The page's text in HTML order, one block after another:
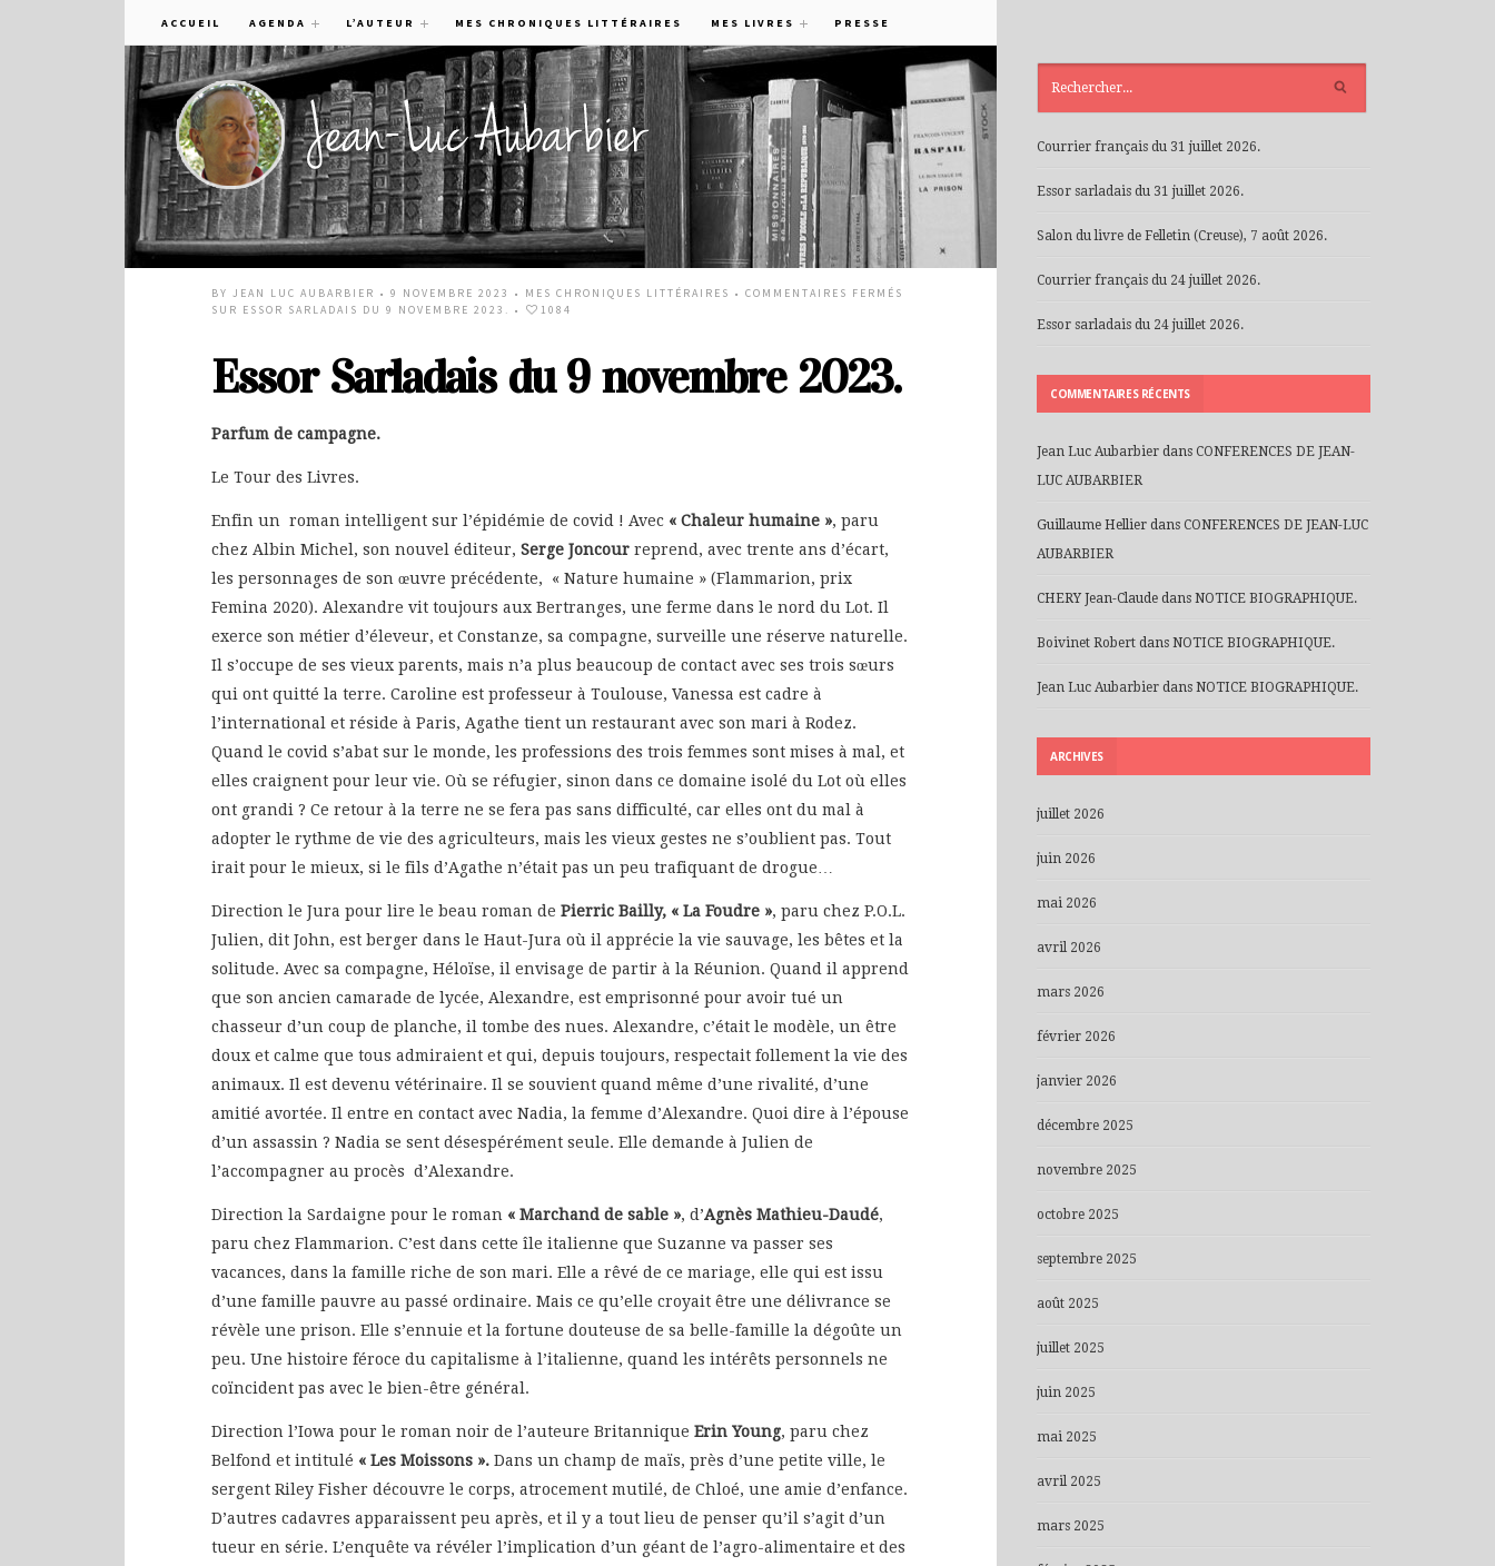
ACCUEIL AGENDA L’AUTEUR MES CHRONIQUES LITTÉRAIRES MES LIVRES PRESSE
BYJEAN LUC AUBARBIER • 9 NOVEMBRE 2023 • MES CHRONIQUES LITTÉRAIRES •COMMENTAIRES FERMÉS
SUR ESSOR SARLADAIS DU 9 NOVEMBRE 2023. • 1084
Essor Sarladais du 9 novembre 2023.
Parfum de campagne.
Le Tour des Livres.
Enfin un roman intelligent sur l’épidémie de covid ! Avec « Chaleur humaine », paru
chez Albin Michel, son nouvel éditeur,Serge Joncour reprend, avec trente ans d’écart,
les personnages de son œuvre précédente, « Nature humaine » (Flammarion, prix
Femina 2020). Alexandre vit toujours aux Bertranges, une ferme dans le nord du Lot. Il
exerce son métier d’éleveur, et Constanze, sa compagne, surveille une réserve naturelle.
Il s’occupe de ses vieux parents, mais n’a plus beaucoup de contact avec ses trois sœurs
qui ont quitté la terre. Caroline est professeur à Toulouse, Vanessa est cadre à
l’international et réside à Paris, Agathe tient un restaurant avec son mari à Rodez.
Quand le covid s’abat sur le monde, les professions des trois femmes sont mises à mal, et
elles craignent pour leur vie. Où se réfugier, sinon dans ce domaine isolé du Lot où elles
ont grandi ? Ce retour à la terre ne se fera pas sans difficulté, car elles ont du mal à
adopter le rythme de vie des agriculteurs, mais les vieux gestes ne s’oublient pas. Tout
irait pour le mieux, si le fils d’Agathe n’était pas un peu trafiquant de drogue…
Direction le Jura pour lire le beau roman dePierric Bailly, « La Foudre », paru chez P.O.L.
Julien, dit John, est berger dans le Haut-Jura où il apprécie la vie sauvage, les bêtes et la
solitude. Avec sa compagne, Héloïse, il envisage de partir à la Réunion. Quand il apprend
que son ancien camarade de lycée, Alexandre, est emprisonné pour avoir tué un
chasseur d’un coup de planche, il tombe des nues. Alexandre, c’était le modèle, un être
doux et calme que tous admiraient et qui, depuis toujours, respectait follement la vie des
animaux. Il est devenu vétérinaire. Il se souvient quand même d’une rivalité, d’une
amitié avortée. Il entre en contact avec Nadia, la femme d’Alexandre. Quoi dire à l’épouse
d’un assassin ? Nadia se sent désespérément seule. Elle demande à Julien de
l’accompagner au procès d’Alexandre.
Direction la Sardaigne pour le roman « Marchand de sable », d’Agnès Mathieu-Daudé,
paru chez Flammarion. C’est dans cette île italienne que Suzanne va passer ses
vacances, dans la famille riche de son mari. Elle a rêvé de ce mariage, elle qui est issu
d’une famille pauvre au passé ordinaire. Mais ce qu’elle croyait être une délivrance se
révèle une prison. Elle s’ennuie et la fortune douteuse de sa belle-famille la dégoûte un
peu. Une histoire féroce du capitalisme à l’italienne, quand les intérêts personnels ne
coïncident pas avec le bien-être général.
Direction l’Iowa pour le roman noir de l’auteure BritanniqueErin Young, paru chez
Belfond et intitulé « Les Moissons ». Dans un champ de maïs, près d’une petite ville, le
sergent Riley Fisher découvre le corps, atrocement mutilé, de Chloé, une amie d’enfance.
D’autres cadavres apparaissent peu après, et il y a tout lieu de penser qu’il s’agit d’un
tueur en série. L’enquête va révéler l’implication d’un géant de l’agro-alimentaire et des
Courrier français du 31 juillet 2026.
Essor sarladais du 31 juillet 2026.
Salon du livre de Felletin (Creuse), 7 août 2026.
Courrier français du 24 juillet 2026.
Essor sarladais du 24 juillet 2026.
COMMENTAIRES RÉCENTS
Jean Luc Aubarbier dans CONFERENCES DE JEAN-
LUC AUBARBIER
Guillaume Hellier dans CONFERENCES DE JEAN-LUC
AUBARBIER
CHERY Jean-Claude dans NOTICE BIOGRAPHIQUE.
Boivinet Robert dans NOTICE BIOGRAPHIQUE.
Jean Luc Aubarbier dans NOTICE BIOGRAPHIQUE.
ARCHIVES
juillet 2026
juin 2026
mai 2026
avril 2026
mars 2026
février 2026
janvier 2026
décembre 2025
novembre 2025
octobre 2025
septembre 2025
août 2025
juillet 2025
juin 2025
mai 2025
avril 2025
mars 2025